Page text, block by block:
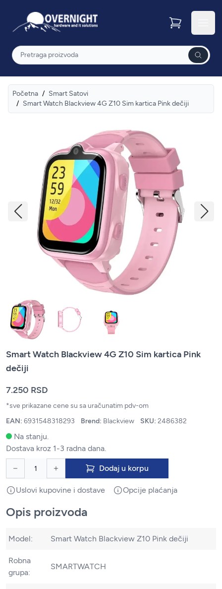
Overnight
Pretraga
Početna / Smart Satovi
/ Smart Watch Blackview 4G Z10 Sim kartica Pink dečiji
Smart Watch Blackview 4G Z10 Sim kartica Pink
dečiji
7.250 RSD
*sve prikazane cene su sa uračunatim pdv-om
EAN: 6931548318293 Brend: Blackview SKU: 2486382
Na stanju.
Dostava kroz 1-3 radna dana.
Dodaj u korpu
Uslovi kupovine i dostave Opcije plaćanja
Opis proizvoda
Model: Smart Watch Blackview Z10 Pink dečiji
Robna
grupa:
SMARTWATCH